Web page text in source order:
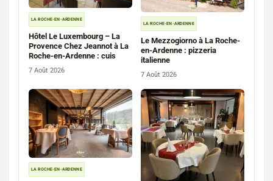
LA ROCHE-EN-ARDENNE
Hôtel Le Luxembourg – La
Provence Chez Jeannot à La
Roche-en-Ardenne : cuis
7 Août 2026
LA ROCHE-EN-ARDENNE
Le Mezzogiorno à La Roche-
en-Ardenne : pizzeria
italienne
7 Août 2026
LA ROCHE-EN-ARDENNE